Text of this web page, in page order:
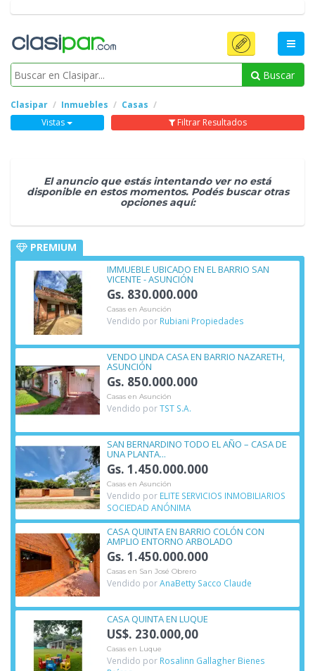
Buscar
Clasipar Inmuebles
Casas
Vistas
Filtrar Resultados
El anuncio que estás intentando ver no está
disponible en estos momentos. Podés buscar otras
opciones aquí:
PREMIUM
IMMUEBLE UBICADO EN EL BARRIO SAN
VICENTE - ASUNCIÓN
Gs. 830.000.000
Casas en Asunción
Vendido por Rubiani Propiedades
VENDO LINDA CASA EN BARRIO NAZARETH,
ASUNCIÓN
Gs. 850.000.000
Casas en Asunción
Vendido porTST S.A.
SAN BERNARDINO TODO EL AÑO – CASA DE
UNA PLANTA...
Gs. 1.450.000.000
Casas en Asunción
Vendido por ELITE SERVICIOS INMOBILIARIOS
SOCIEDAD ANÓNIMA
CASA QUINTA EN BARRIO COLÓN CON
AMPLIO ENTORNO ARBOLADO
Gs. 1.450.000.000
Casas en San José Obrero
Vendido porAnaBetty Sacco Claude
CASA QUINTA EN LUQUE
US$. 230.000,00
Casas en Luque
Vendido por Rosalinn Gallagher Bienes